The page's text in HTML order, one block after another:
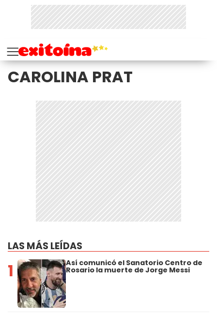
CAROLINA PRAT
LAS MÁS LEÍDAS
1 Así comunicó el Sanatorio Centro de
Rosario la muerte de Jorge Messi